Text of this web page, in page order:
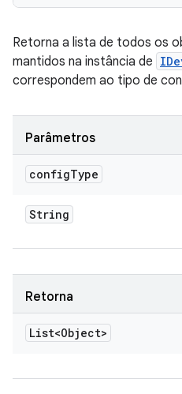
Retorna a lista de todos os
mantidos na instância de
correspondem ao tipo de
Parâmetros
configType
String
Retorna
List<Object>